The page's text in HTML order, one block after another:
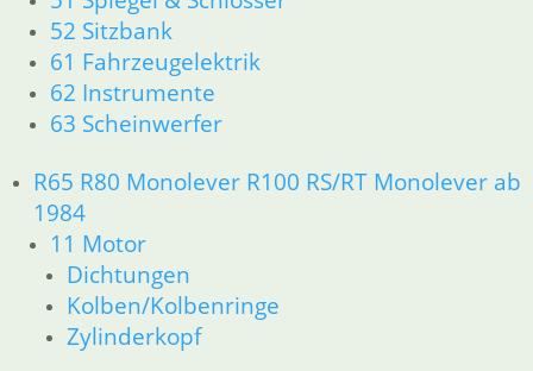
52 Sitzbank
61 Fahrzeugelektrik
62 Instrumente
63 Scheinwerfer
R65 R80 Monolever R100 RS/RT Monolever ab
1984
11 Motor
Dichtungen
Kolben/Kolbenringe
Zylinderkopf
34 Bremsen
36 Räder
46 Rahmen & Verkleidung R26 R27
51 Spiegel & Schlösser
61 Fahrzeugelektrik
63 Scheinwerfer
R50 R69/S
11 Motor
Dichtungen
Zylinderkopf
12 Motorelektrik
13 Vergaser